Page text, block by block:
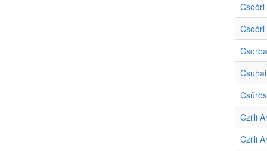
Csoóri
Csoóri
Czilli
Czilli